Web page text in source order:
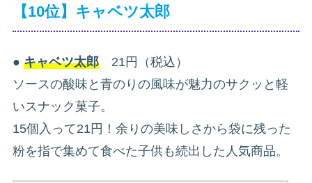
【10位】キャベツ太郎
● キャベツ太郎 21円（税込）
ソースの酸味と青のりの風味が魅力のサクッと軽
いスナック菓子。
15個入って21円！余りの美味しさから袋に残った
粉を指で集めて食べた子供も続出した人気商品。